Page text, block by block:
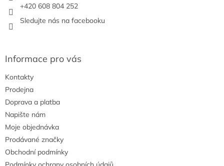
+420 608 804 252
Sledujte nás na facebooku
Informace pro vás
Kontakty
Prodejna
Doprava a platba
Napište nám
Moje objednávka
Prodávané značky
Obchodní podmínky